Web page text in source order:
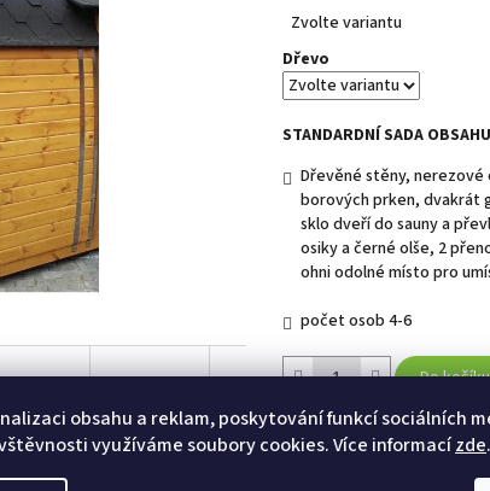
obsahu a reklam, poskytování funkcí sociálních
využíváme soubory cookies. Více informacízde.
0,0
5
hvězdiček.
cena:
Zvolte variantu
Dřevo
STANDARDNÍ SADA
Dřevěné stěny,
borových prken, dvakrát
sklo dveří do sauny a
osiky a černé olše, 2
ohni odolné místo pro
počet osob 4-6
Do košíku
Kategorie: SAUNY